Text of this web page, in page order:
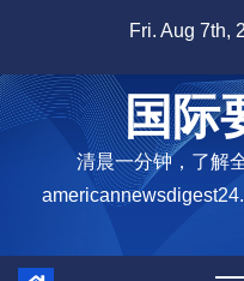
content
Fri. Aug 7th,
国际
清晨一分钟，了解